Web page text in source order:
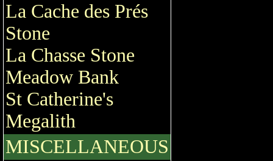
La Cache des Prés
Stone
La Chasse Stone
Meadow Bank
St Catherine's
Megalith
MISCELLANEOUS